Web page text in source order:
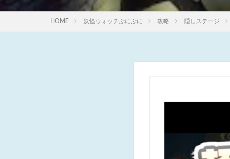
HOME 妖怪ウォッチぷにぷに 攻略 隠しステージ